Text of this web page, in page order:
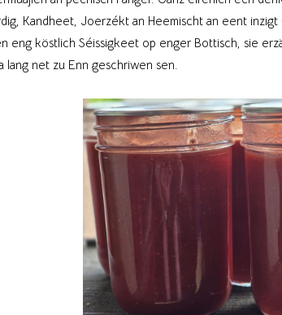
Kandheet, Joerzékt an Heemischt an eent inzigt
eng köstlich Séissigkeet op enger Bottisch, sie
lang net zu Enn geschriwen sen.